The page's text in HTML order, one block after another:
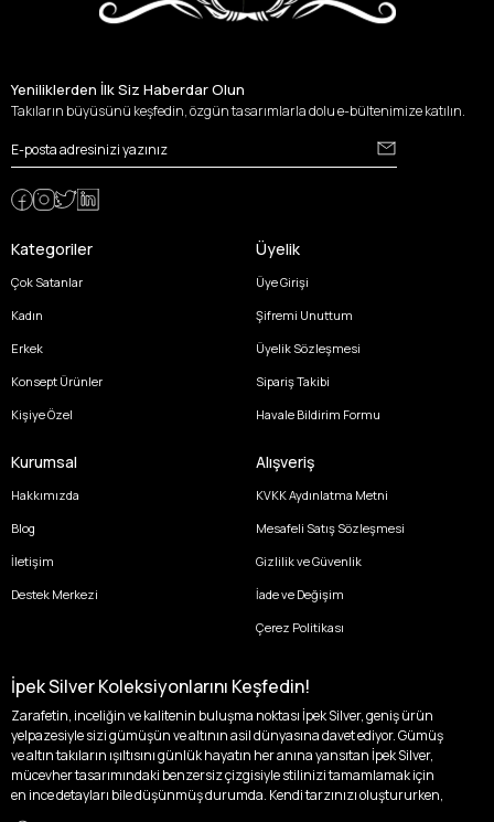
Yeniliklerden İlk Siz Haberdar Olun
Takıların büyüsünü keşfedin, özgün tasarımlarla dolu e-bültenimize katılın.
Kategoriler
Çok Satanlar
Kadın
Erkek
Konsept Ürünler
Kişiye Özel
Üyelik
Üye Girişi
Şifremi Unuttum
Üyelik Sözleşmesi
Sipariş Takibi
Havale Bildirim Formu
Kurumsal
Hakkımızda
Blog
İletişim
Destek Merkezi
Alışveriş
KVKK Aydınlatma Metni
Mesafeli Satış Sözleşmesi
Gizlilik ve Güvenlik
İade ve Değişim
Çerez Politikası
İpek Silver Koleksiyonlarını Keşfedin!
Zarafetin, inceliğin ve kalitenin buluşma noktası İpek Silver, geniş ürün
yelpazesiyle sizi gümüşün ve altının asil dünyasına davet ediyor. Gümüş
ve altın takıların ışıltısını günlük hayatın her anına yansıtan İpek Silver,
mücevher tasarımındaki benzersiz çizgisiyle stilinizi tamamlamak için
en ince detayları bile düşünmüş durumda. Kendi tarzınızı oluştururken,